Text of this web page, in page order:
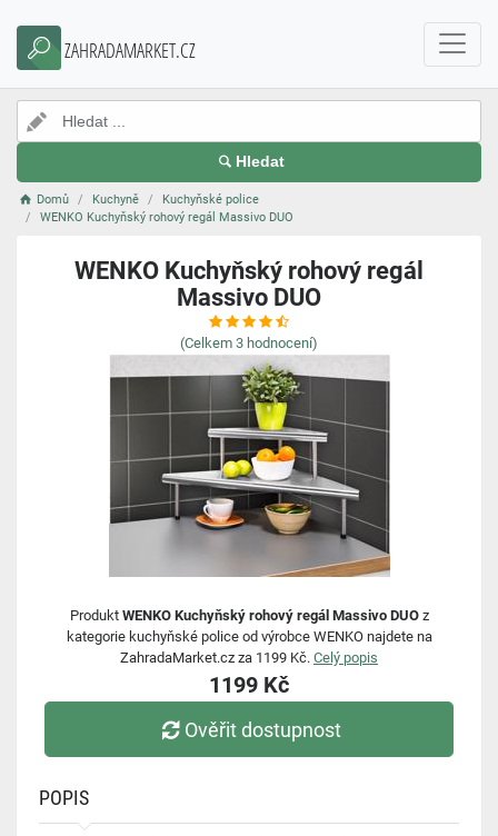
ZAHRADAMARKET.CZ
Hledat
Domů Kuchyně
Kuchyňské police
WENKO Kuchyňský rohový regál Massivo DUO
WENKO Kuchyňský rohový regál
Massivo DUO
(Celkem 3 hodnocení)
Produkt WENKO Kuchyňský rohový regál Massivo DUOz
kategorie kuchyňské police od výrobce WENKO najdete na
ZahradaMarket.cz za 1199 Kč. Celý popis
1199 Kč
Ověřit dostupnost
POPIS